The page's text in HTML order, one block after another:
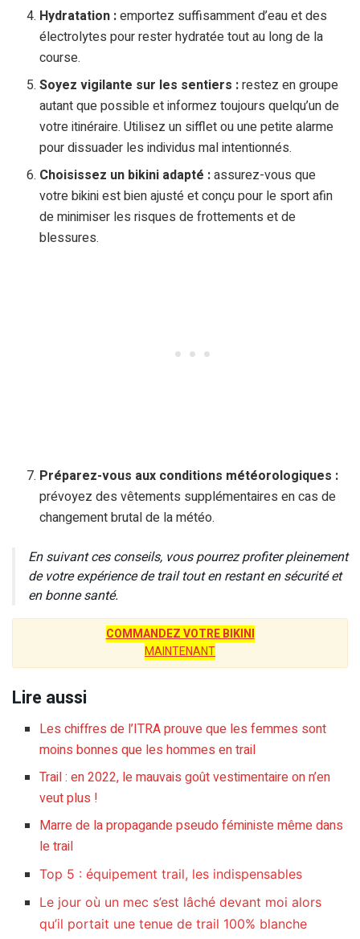
Hydratation :emportez suffisamment d’eau et des
électrolytes pour rester hydratée tout au long de la
course.
Soyez vigilante sur les sentiers :restez en groupe
autant que possible et informez toujours quelqu’un de
votre itinéraire. Utilisez un sifflet ou une petite alarme
pour dissuader les individus mal intentionnés.
Choisissez un bikini adapté :assurez-vous que
votre bikini est bien ajusté et conçu pour le sport afin
de minimiser les risques de frottements et de
blessures.
Préparez-vous aux conditions météorologiques :
prévoyez des vêtements supplémentaires en cas de
changement brutal de la météo.
En suivant ces conseils, vous pourrez profiter pleinement
de votre expérience de trail tout en restant en sécurité et
en bonne santé.
COMMANDEZ VOTRE BIKINI
MAINTENANT
Lire aussi
Les chiffres de l’ITRA prouve que les femmes sont
moins bonnes que les hommes en trail
Trail : en 2022, le mauvais goût vestimentaire on n’en
veut plus !
Marre de la propagande pseudo féministe même dans
le trail
Top 5 : équipement trail, les indispensables
Le jour où un mec s’est lâché devant moi alors
qu’il portait une tenue de trail 100% blanche